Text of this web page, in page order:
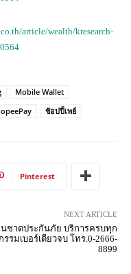
article/wealth/kresearch-
Mobile Wallet
ช้อปปี้เพย์
Pinterest
NEXT ARTICLE
ชาตประกันภัย บริการครบทุก
รรมเบอร์เดียวจบ โทร.0-2666-
8899